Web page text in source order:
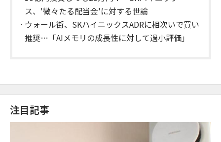
ス、'微々たる配当金'に対する世論
ウォール街、SKハイニックスADRに相次いで買い
推奨…「AIメモリの成長性に対して過小評価」
注目記事